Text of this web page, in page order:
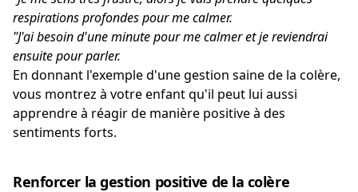
respirations profondes pour me calmer.
"J'ai besoin d'une minute pour me calmer et je reviendrai
ensuite pour parler.
En donnant l'exemple d'une gestion saine de la colère,
vous montrez à votre enfant qu'il peut lui aussi
apprendre à réagir de manière positive à des
sentiments forts.
Renforcer la gestion positive de la colère